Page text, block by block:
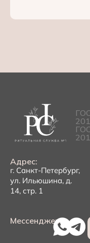
Адрес:
г. Санкт-Петербург,
ул. Ильюшина, д.
14, стр. 1
Мессенджеры: